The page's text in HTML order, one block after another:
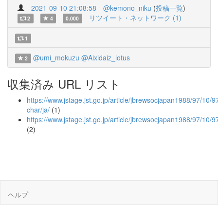
2021-09-10 21:08:58 @kemono_niku (投稿一覧)
2 4 0.000 リツイート・ネットワーク (1)
1
2 @umi_mokuzu @Aixidaiz_lotus
収集済み URL リスト
https://www.jstage.jst.go.jp/article/jbrewsocjapan1988/97/10/
char/ja/ (1)
https://www.jstage.jst.go.jp/article/jbrewsocjapan1988/97/10/
(2)
ヘルプ